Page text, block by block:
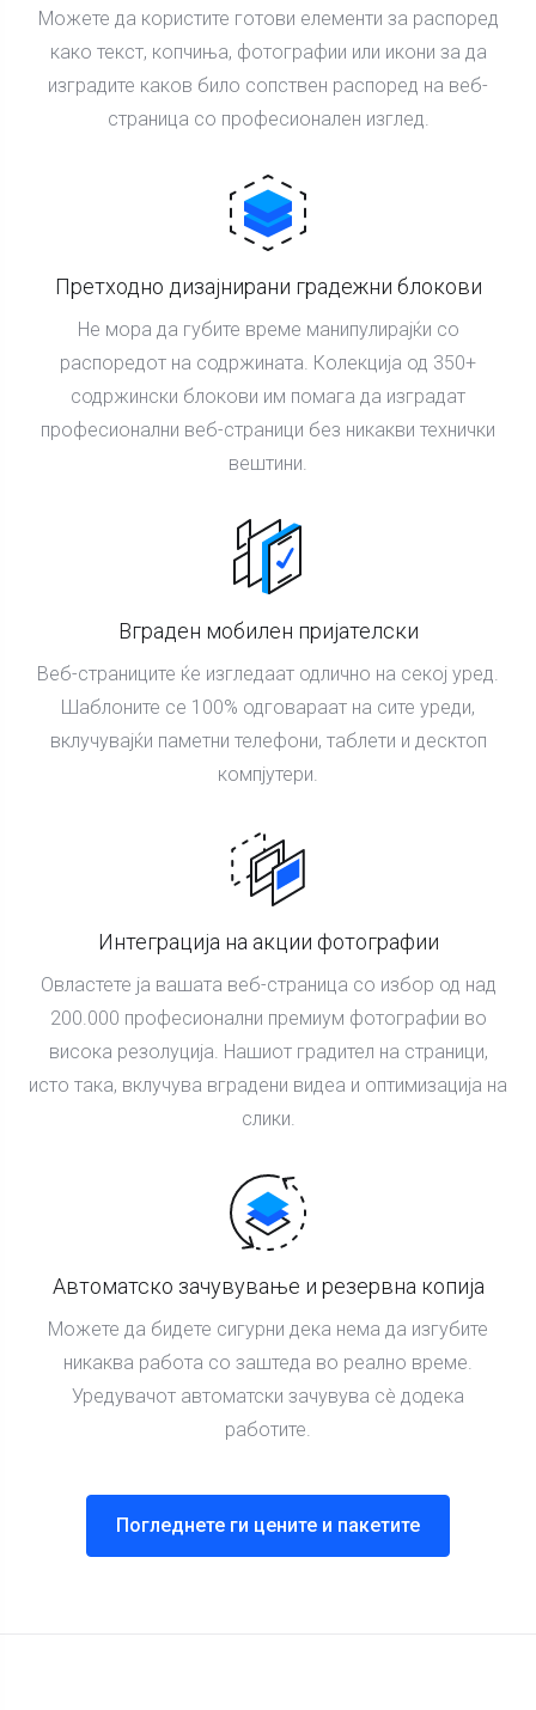
Можете да користите готови елементи за распоред
како текст, копчиња, фотографии или икони за да
изградите каков било сопствен распоред на веб-
страница со професионален изглед.
Претходно дизајнирани градежни блокови
Не мора да губите време манипулирајќи со
распоредот на содржината. Колекција од 350+
содржински блокови им помага да изградат
професионални веб-страници без никакви технички
вештини.
Вграден мобилен пријателски
Веб-страниците ќе изгледаат одлично на секој уред.
Шаблоните се 100% одговараат на сите уреди,
вклучувајќи паметни телефони, таблети и десктоп
компјутери.
Интеграција на акции фотографии
Овластете ја вашата веб-страница со избор од над
200.000 професионални премиум фотографии во
висока резолуција. Нашиот градител на страници,
исто така, вклучува вградени видеа и оптимизација на
слики.
Автоматско зачувување и резервна копија
Можете да бидете сигурни дека нема да изгубите
никаква работа со заштеда во реално време.
Уредувачот автоматски зачувува сè додека
работите.
Погледнете ги цените и пакетите